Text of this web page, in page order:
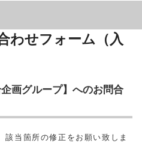
わせフォーム（入
画グループ】へのお問合
該当箇所の修正をお願い致しま